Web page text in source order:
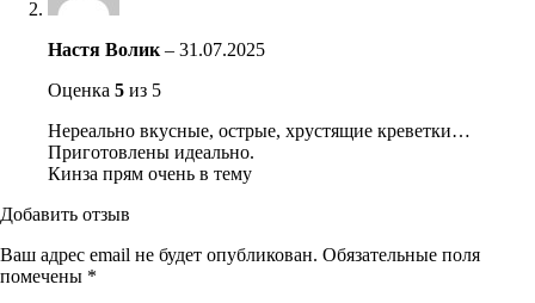
Настя Волик – 31.07.2025
Оценка 5 из 5
Нереально вкусные, острые, хрустящие креветки…
Приготовлены идеально.
Кинза прям очень в тему
Добавить отзыв
Ваш адрес email не будет опубликован. Обязательные поля
помечены *